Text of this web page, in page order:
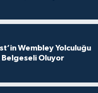
Wembley Yolculuğu
Oluyor